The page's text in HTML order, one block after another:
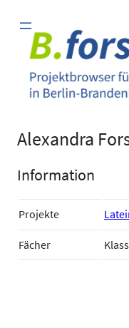
Inhalt
springen
Alexandra
Information
Projekte
Fächer